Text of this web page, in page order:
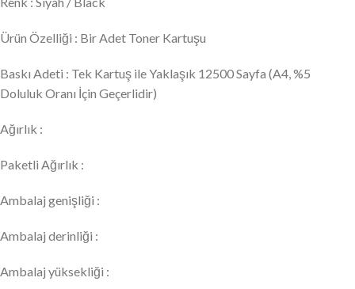
Ürün Özelliği : Bir Adet Toner Kartuşu
Baskı Adeti : Tek Kartuş ile Yaklaşık 12500 Sayfa (A4, %5
Doluluk Oranı İçin Geçerlidir)
Ağırlık :
Paketli Ağırlık :
Ambalaj genişliği :
Ambalaj derinliği :
Ambalaj yüksekliği :